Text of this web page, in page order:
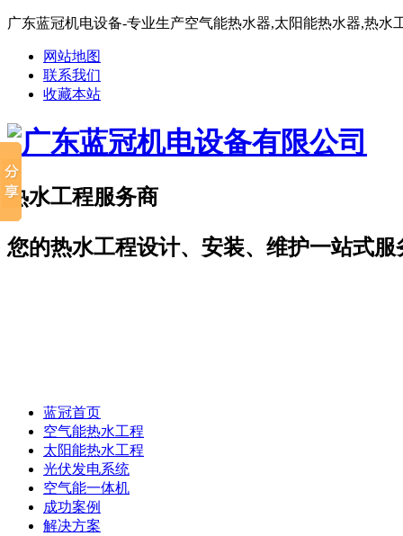
广东蓝冠机电设备-专业生产空气能热水器,太阳能热水器,热水
网站地图
联系我们
收藏本站
热水工程服务商
您的热水工程设计、安装、维护一站式服
蓝冠首页
空气能热水工程
太阳能热水工程
光伏发电系统
空气能一体机
成功案例
解决方案